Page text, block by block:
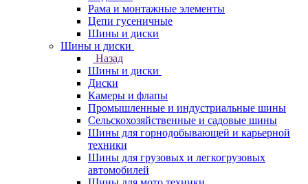
Рама и монтажные элементы
Цепи гусеничные
Шины и диски
Шины и диски
Назад
Шины и диски
Диски
Камеры и флапы
Промышленные и индустриальные шины
Сельскохозяйственные и садовые шины
Шины для горнодобывающей и карьерной
техники
Шины для грузовых и легкогрузовых
автомобилей